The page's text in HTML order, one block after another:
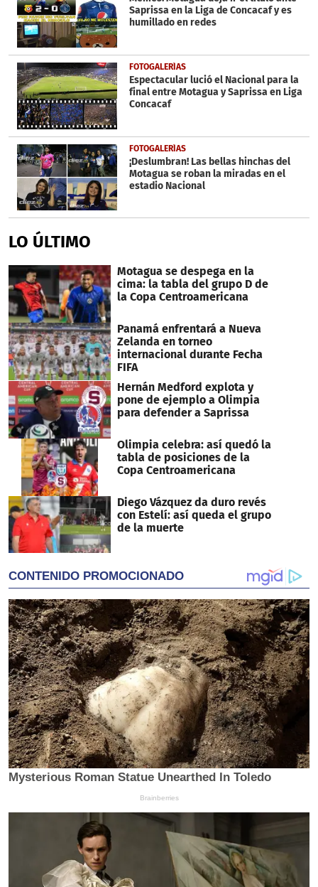
Saprissa en la Liga de Concacaf y es
humillado en redes
FOTOGALERÍAS
Espectacular lució el Nacional para la
final entre Motagua y Saprissa en Liga
Concacaf
FOTOGALERÍAS
¡Deslumbran! Las bellas hinchas del
Motagua se roban la miradas en el
estadio Nacional
LO ÚLTIMO
Motagua se despega en la
cima: la tabla del grupo D de
la Copa Centroamericana
Panamá enfrentará a Nueva
Zelanda en torneo
internacional durante Fecha
FIFA
Hernán Medford explota y
pone de ejemplo a Olimpia
para defender a Saprissa
Olimpia celebra: así quedó la
tabla de posiciones de la
Copa Centroamericana
Diego Vázquez da duro revés
con Estelí: así queda el grupo
de la muerte